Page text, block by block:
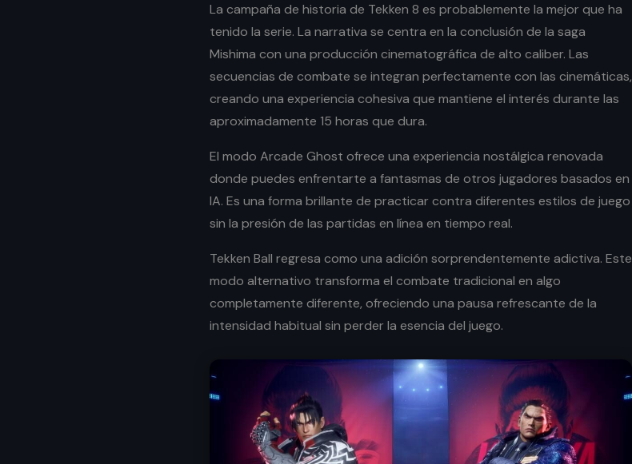
La campaña de historia de Tekken 8 es probablemente la mejor que ha
tenido la serie. La narrativa se centra en la conclusión de la saga
Mishima con una producción cinematográfica de alto caliber. Las
secuencias de combate se integran perfectamente con las cinemáticas,
creando una experiencia cohesiva que mantiene el interés durante las
aproximadamente 15 horas que dura.
El modo Arcade Ghost ofrece una experiencia nostálgica renovada
donde puedes enfrentarte a fantasmas de otros jugadores basados en
IA. Es una forma brillante de practicar contra diferentes estilos de juego
sin la presión de las partidas en línea en tiempo real.
Tekken Ball regresa como una adición sorprendentemente adictiva. Este
modo alternativo transforma el combate tradicional en algo
completamente diferente, ofreciendo una pausa refrescante de la
intensidad habitual sin perder la esencia del juego.